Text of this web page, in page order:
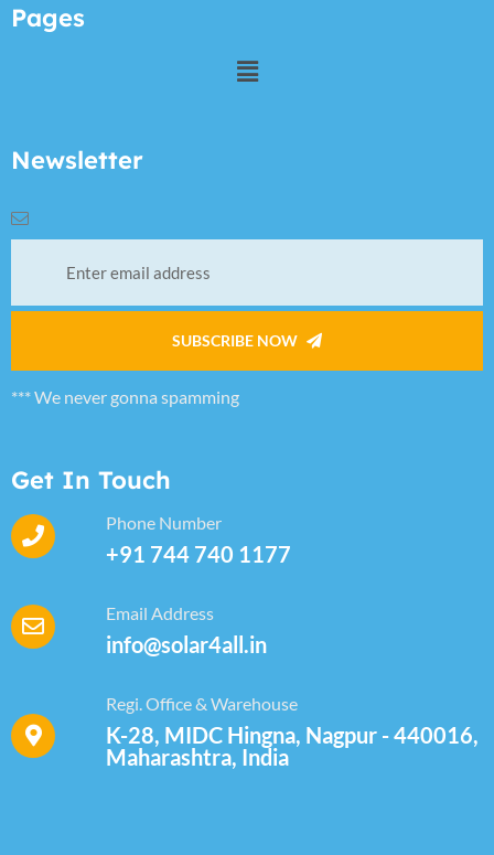
Pages
Newsletter
SUBSCRIBE NOW
*** We never gonna spamming
Get In Touch
Phone Number
+91 744 740 1177
Email Address
info@solar4all.in
Regi. Office & Warehouse
K-28, MIDC Hingna, Nagpur - 440016,
Maharashtra, India